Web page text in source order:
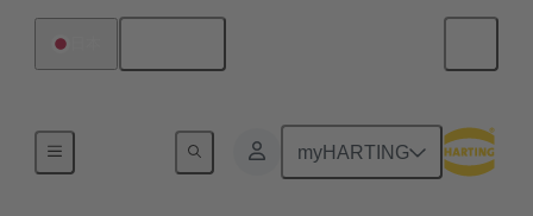
myHARTING
マザーボード ツー ドーターカード接続